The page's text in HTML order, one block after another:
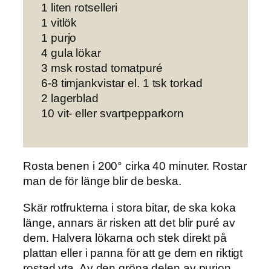
1 liten rotselleri
1 vitlök
1 purjo
4 gula lökar
3 msk rostad tomatpuré
6-8 timjankvistar el. 1 tsk torkad
2 lagerblad
10 vit- eller svartpepparkorn
Rosta benen i 200° cirka 40 minuter. Rostar
man de för länge blir de beska.
Skär rotfrukterna i stora bitar, de ska koka
länge, annars är risken att det blir puré av
dem. Halvera lökarna och stek direkt på
plattan eller i panna för att ge dem en riktigt